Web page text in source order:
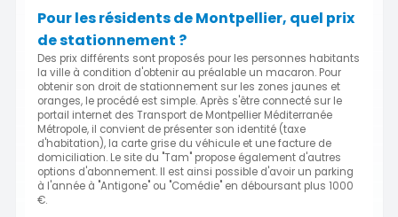
Pour les résidents de Montpellier, quel prix
de stationnement ?
Des prix différents sont proposés pour les personnes habitants
la ville à condition d'obtenir au préalable un macaron. Pour
obtenir son droit de stationnement sur les zones jaunes et
oranges, le procédé est simple. Après s'être connecté sur le
portail internet des Transport de Montpellier Méditerranée
Métropole, il convient de présenter son identité (taxe
d'habitation), la carte grise du véhicule et une facture de
domiciliation. Le site du "Tam" propose également d'autres
options d'abonnement. Il est ainsi possible d'avoir un parking
à l'année à "Antigone" ou "Comédie" en déboursant plus 1000
€.